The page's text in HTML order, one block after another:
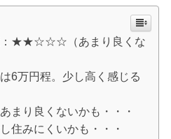
：★★☆☆☆（あまり良くな
6万円程。少し高く感じる
まり良くないかも・・・
住みにくいかも・・・